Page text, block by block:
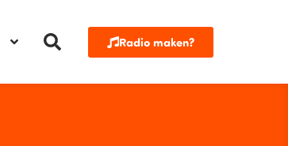
Radio maken?